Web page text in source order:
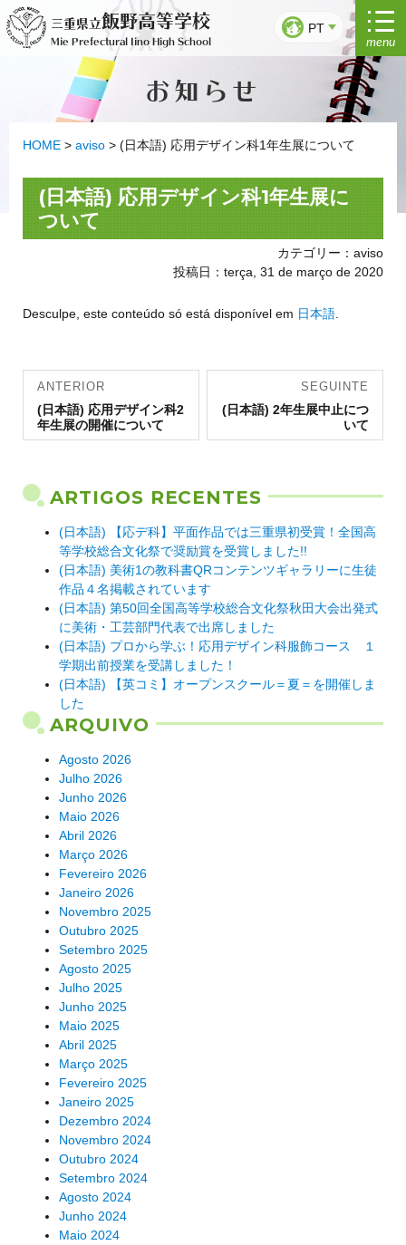
Saltar
para
三重県立飯野高等学校
Mie Prefectural Iino High School
PT
menu
お知らせ
HOME > aviso > (日本語) 応用デザイン科1年生展について
(日本語) 応用デザイン科1年生展に
ついて
カテゴリー：aviso
投稿日：terça, 31 de março de 2020
Desculpe, este conteúdo só está disponível em 日本語
Navegação
de artigos
ANTERIOR
Artigo
anterior:
(日本語) 応用デザイン科2
年生展の開催について
SEGUINTE
Artigo
seguinte:
(日本語) 2年生展中止につ
いて
ARTIGOS RECENTES
(日本語) 【応デ科】平面作品では三重県初受賞！全国高
等学校総合文化祭で奨励賞を受賞しました!!
(日本語) 美術1の教科書QRコンテンツギャラリーに生徒
作品４名掲載されています
(日本語) 第50回全国高等学校総合文化祭秋田大会出発式
に美術・工芸部門代表で出席しました
(日本語) プロから学ぶ！応用デザイン科服飾コース １
学期出前授業を受講しました！
(日本語) 【英コミ】オープンスクール＝夏＝を開催しま
した
ARQUIVO
Agosto 2026
Julho 2026
Junho 2026
Maio 2026
Abril 2026
Março 2026
Fevereiro 2026
Janeiro 2026
Novembro 2025
Outubro 2025
Setembro 2025
Agosto 2025
Julho 2025
Junho 2025
Maio 2025
Abril 2025
Março 2025
Fevereiro 2025
Janeiro 2025
Dezembro 2024
Novembro 2024
Outubro 2024
Setembro 2024
Agosto 2024
Junho 2024
Maio 2024